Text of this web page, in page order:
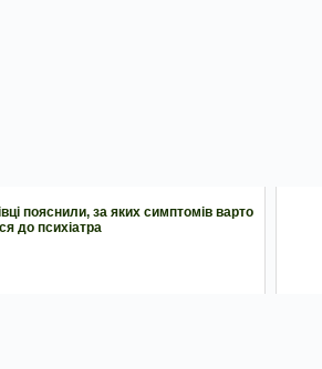
пояснили, за яких симптомів варто
до психіатра